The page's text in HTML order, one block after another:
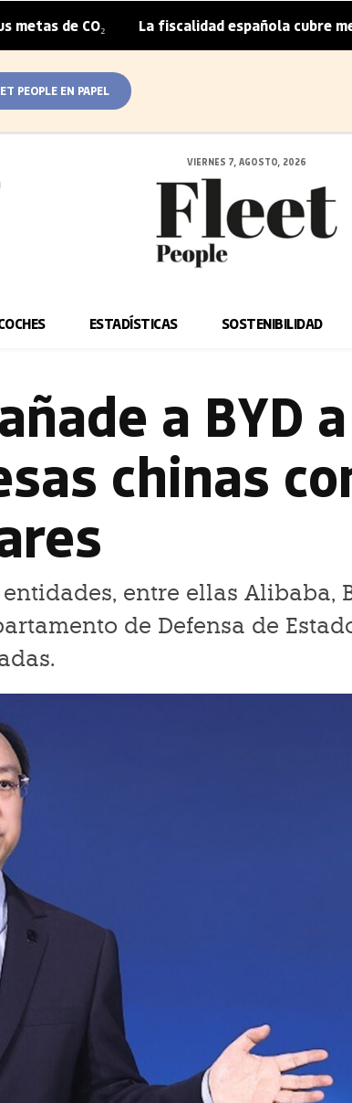
CO₂ | La fiscalidad española cubre menos de
PEOPLE EN PAPEL
VIERNES 7, AGOSTO, 2026
ESTADÍSTICAS SOSTENIBILIDAD
a BYD
chinas
entre ellas Alibaba,
de Defensa de